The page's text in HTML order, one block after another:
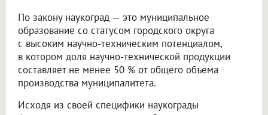
По закону наукоград — это муниципальное
образование со статусом городского округа
с высоким научно-техническим потенциалом,
в котором доля научно-технической продукции
составляет не менее 50 % от общего объема
производства муниципалитета.
Исходя из своей специфики наукограды